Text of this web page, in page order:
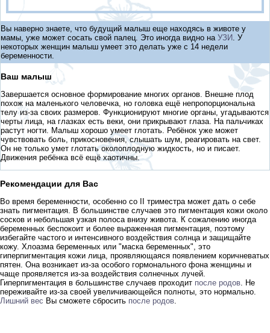
Вы наверно знаете, что будущий малыш еще находясь в животе у
мамы, уже может сосать свой палец. Это иногда видно на УЗИ . У
некоторых женщин малыш умеет это делать уже с 14 недели
беременности.
Ваш малыш
Завершается основное формирование многих органов. Внешне плод
похож на маленького человечка, но головка ещё непропорциональна
телу из-за своих размеров. Функционируют многие органы, угадываются
черты лица, на глазках есть веки, они прикрывают глаза. На пальчиках
растут ногти. Малыш хорошо умеет глотать. Ребёнок уже может
чувствовать боль, прикосновения, слышать шум, реагировать на свет.
Он не только умет глотать околоплодную жидкость, но и писает.
Движения ребёнка всё ещё хаотичны.
Рекомендации для Вас
Во время беременности, особенно со II триместра может дать о себе
знать пигментация. В большинстве случаев это пигментация кожи около
сосков и небольшая узкая полоса внизу живота. К сожалению иногда
беременных беспокоит и более выраженная пигментация, поэтому
избегайте частого и интенсивного воздействия солнца и защищайте
кожу. Хлоазма беременных или "маска беременных", это
гиперпигментация кожи лица, проявляющаяся появлением коричневатых
пятен. Она возникает из-за особого гормонального фона женщины и
чаще проявляется из-за воздействия солнечных лучей.
Гиперпигментация в большинстве случаев проходит после родов . Не
переживайте из-за своей увеличивающейся полноты, это нормально.
Лишний вес Вы сможете сбросить после родов